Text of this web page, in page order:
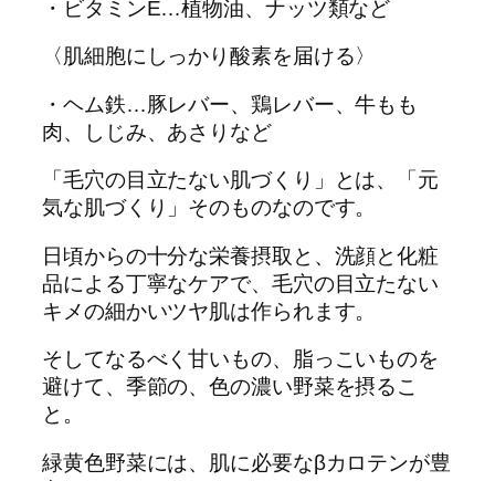
・ビタミンE…植物油、ナッツ類など
〈肌細胞にしっかり酸素を届ける〉
・ヘム鉄…豚レバー、鶏レバー、牛もも
肉、しじみ、あさりなど
「毛穴の目立たない肌づくり」とは、「元
気な肌づくり」そのものなのです。
日頃からの十分な栄養摂取と、洗顔と化粧
品による丁寧なケアで、毛穴の目立たない
キメの細かいツヤ肌は作られます。
そしてなるべく甘いもの、脂っこいものを
避けて、季節の、色の濃い野菜を摂るこ
と。
緑黄色野菜には、肌に必要なβカロテンが豊